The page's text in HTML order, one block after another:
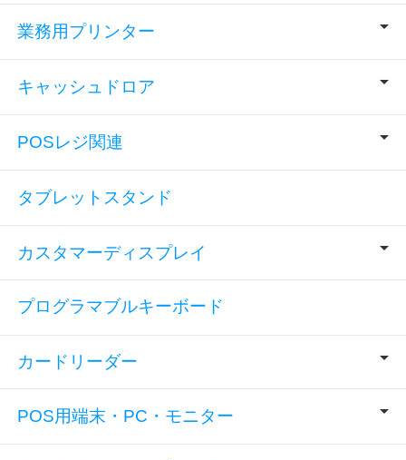
業務用プリンター
キャッシュドロア
POSレジ関連
タブレットスタンド
カスタマーディスプレイ
プログラマブルキーボード
カードリーダー
POS用端末・PC・モニター